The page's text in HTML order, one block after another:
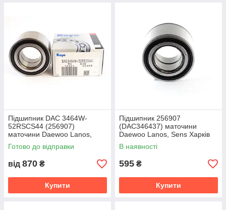
Підшипник DAC 3464W-
52RSCS44 (256907)
маточини Daewoo Lanos,
Sens від Koyo Японія
Готово до відправки
від 870 ₴
Купити
Підшипник 256907
(DAC346437) маточини
Daewoo Lanos, Sens Харків
HARP
В наявності
595 ₴
Купити